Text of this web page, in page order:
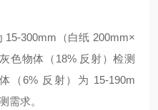
300mm（白纸 200mm×
色物体（18% 反射）检测
（6% 反射）为 15-190m
需求。